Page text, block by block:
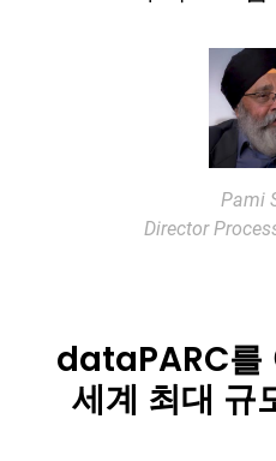
Pami
Director
dataPARC를
세계 최대 규